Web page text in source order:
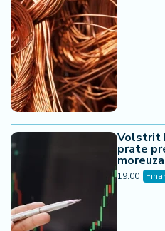
Volstrit
prate
19:00